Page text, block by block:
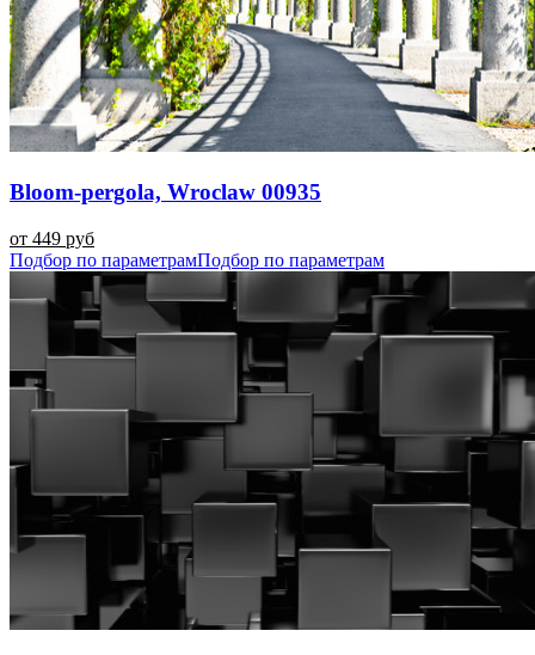
Bloom-pergola, Wroclaw 00935
от 449 руб
Подбор по параметрамПодбор по параметрам